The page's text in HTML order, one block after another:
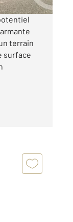
terrain
surface